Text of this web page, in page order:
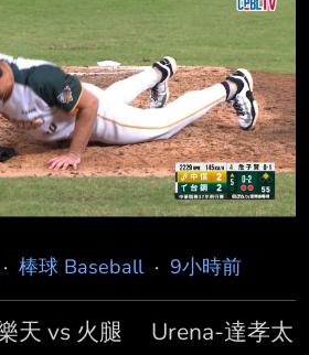
第8棒 高宇杰 捕手 第9棒 宋晟
投手 勝騎士 台鋼雄鷹隊 第1棒
第2棒 曾子祐 游擊手 第3棒 吳
棒 魔 鷹 指定打擊 第5棒 陳文
棒 王柏融 左外野手 第7棒 宋柏
黃劼希 二壘手 第
· 棒球 Baseball· 9小時前
天 vs 火腿 Urena-達孝太